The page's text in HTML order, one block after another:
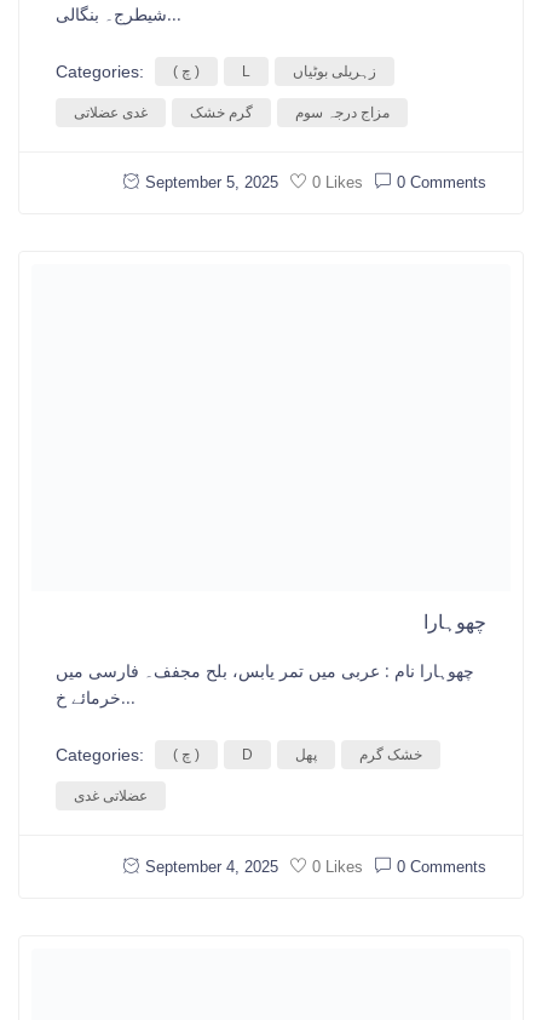
شیطرج۔ بنگالی...
Categories: ( چ ) L زہریلی بوٹیاں
غدی عضلاتی گرم خشک مزاج درجہ سوم
September 5, 2025 0 Likes 0 Comments
چھوہارا
چھوہارا نام : عربی میں تمر يابس، بلح مجفف۔ فارسی میں
خرمائے خ...
Categories: ( چ ) D پھل خشک گرم
عضلاتی غدی
September 4, 2025 0 Likes 0 Comments